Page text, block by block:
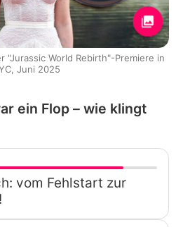
"Jurassic World Rebirth"-Premiere in
Juni 2025
ein Flop – wie klingt
vom Fehlstart zur